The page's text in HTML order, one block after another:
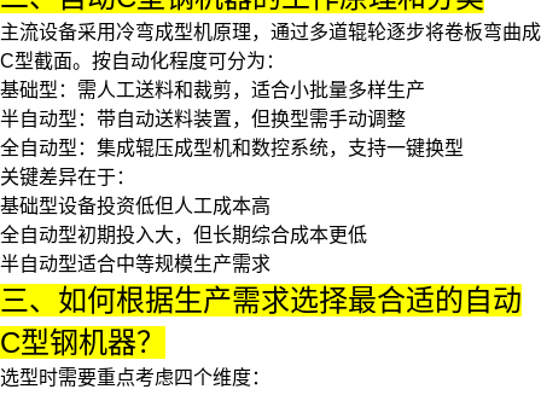
主流设备采用 冷弯成型机原理，通过多道辊轮逐步将卷板弯曲成
C型截面。按自动化程度可分为：
基础型 ：需人工送料和裁剪，适合小批量多样生产
半自动型 ：带自动送料装置，但换型需手动调整
全自动型 ：集成辊压成型机和数控系统，支持一键换型
关键差异在于：
基础型设备投资低但人工成本高
全自动型初期投入大，但长期综合成本更低
半自动型适合中等规模生产需求
三、如何根据生产需求选择最合适的自动
C型钢机器？
选型时需要重点考虑四个维度：